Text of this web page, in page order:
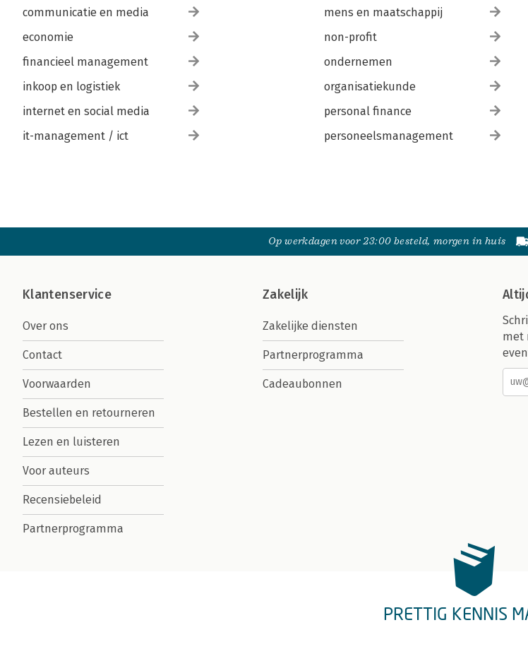
communicatie en media
economie
financieel management
inkoop en logistiek
internet en social media
it-management / ict
mens en maatschappij
non-profit
ondernemen
organisatiekunde
personal finance
personeelsmanagement
Op werkdagen voor 23:00 besteld, morgen in huis
Klantenservice
Over ons
Contact
Voorwaarden
Bestellen en retourneren
Lezen en luisteren
Voor auteurs
Recensiebeleid
Partnerprogramma
Zakelijk
Zakelijke diensten
Partnerprogramma
Cadeaubonnen
met
PRETTIG KENNIS